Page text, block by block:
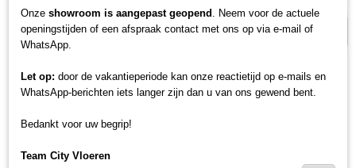
Onze showroom is aangepast geopend . Neem voor de actuele
openingstijden of een afspraak contact met ons op via e-mail of
WhatsApp.
Let op: door de vakantieperiode kan onze reactietijd op e-mails en
WhatsApp-berichten iets langer zijn dan u van ons gewend bent.
Bedankt voor uw begrip!
Team City Vloeren